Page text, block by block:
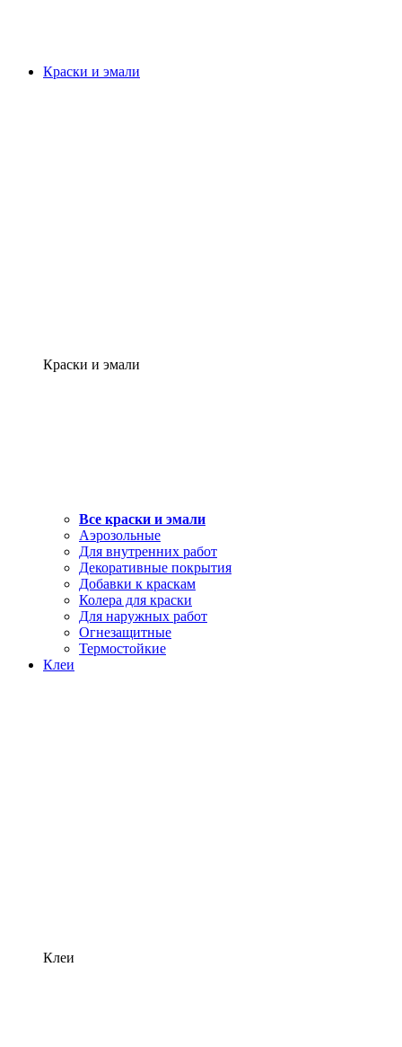
Краски и эмали
Краски и эмали
Все краски и эмали
Аэрозольные
Для внутренних работ
Декоративные покрытия
Добавки к краскам
Колера для краски
Для наружных работ
Огнезащитные
Термостойкие
Клеи
Клеи